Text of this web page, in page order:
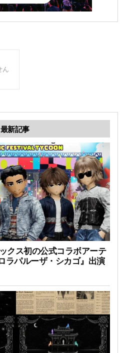
ん
最新記事
クス初の公式コラボアーテ
ラパルーザ・シカゴ』出演